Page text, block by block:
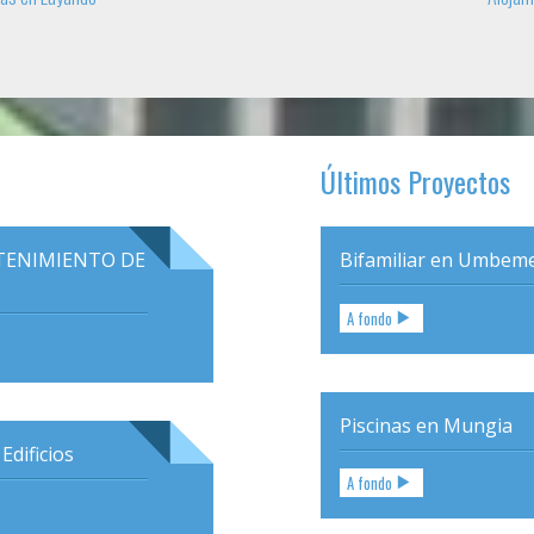
DE
Últimos Proyectos
Bifamiliar en
A fondo
Piscinas en Mungia
A fondo